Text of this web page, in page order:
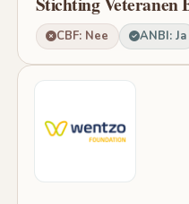
CBF: Nee ANBI: Ja